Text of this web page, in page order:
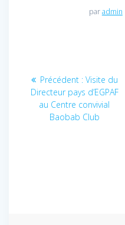
paradmin
l’article
Précédent : Article
précédent
:
Visite du
Directeur pays d’EGPAF
au Centre convivial
Baobab Club